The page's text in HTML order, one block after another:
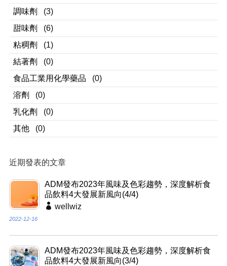
調味劑
(3)
甜味劑
(6)
粘稠劑
(1)
結著劑
(0)
食品工業用化學藥品
(0)
溶劑
(0)
乳化劑
(0)
其他
(0)
近期發表的文章
ADM發布2023年風味及色彩趨勢，深度解析食
品飲料4大發展新風向(4/4)
wellwiz
2022-12-16
ADM發布2023年風味及色彩趨勢，深度解析食
品飲料4大發展新風向(3/4)